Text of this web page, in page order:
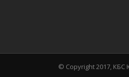
© Copyright 2017, КБС